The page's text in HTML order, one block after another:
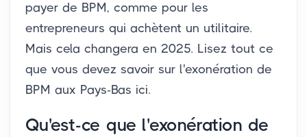
payer de BPM, comme pour les
entrepreneurs qui achètent un utilitaire.
Mais cela changera en 2025. Lisez tout ce
que vous devez savoir sur l'exonération de
BPM aux Pays-Bas ici.
Qu'est-ce que l'exonération de